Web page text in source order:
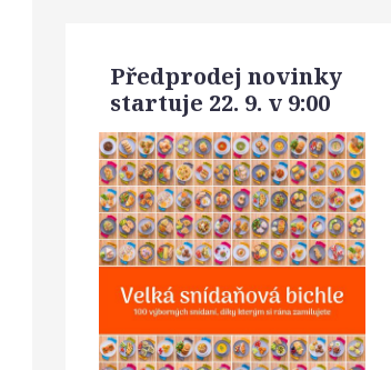
Předprodej novinky
startuje 22. 9. v 9:00